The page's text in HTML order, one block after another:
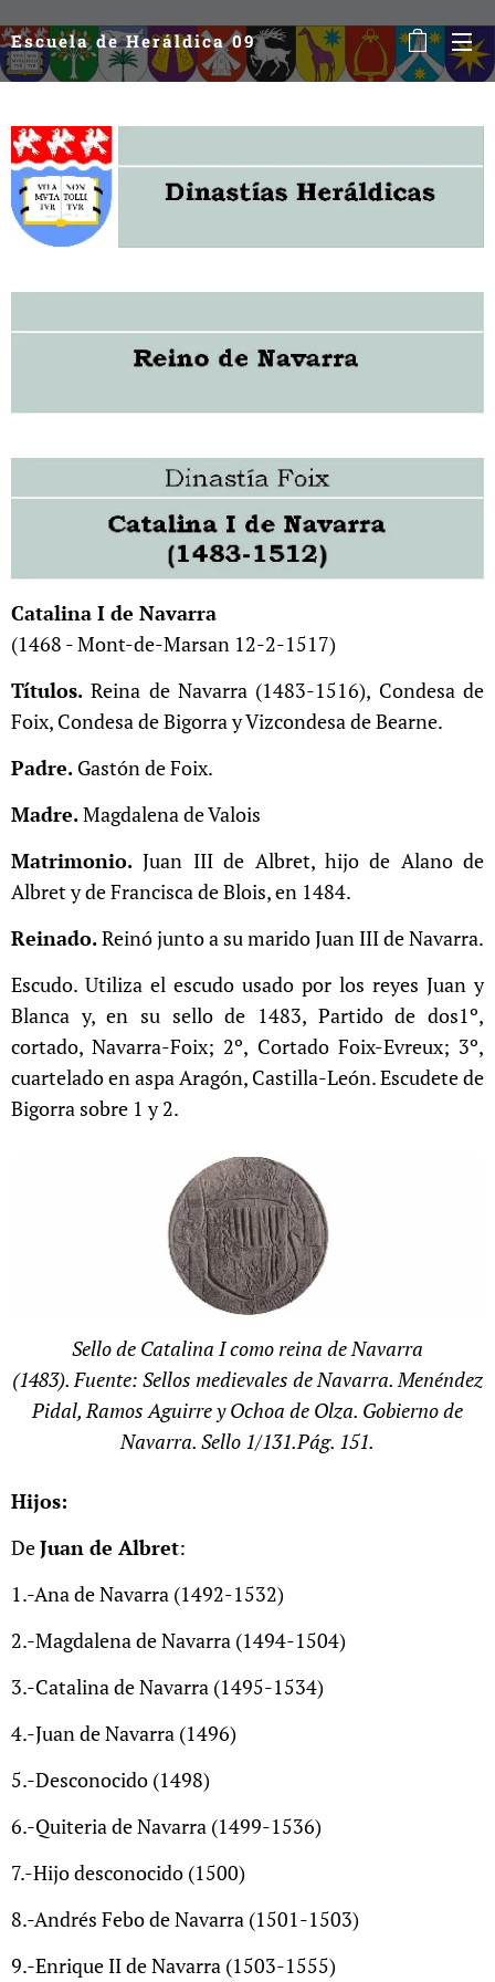
Escuela de Heráldica 09
Catalina I de Navarra
(1468 - Mont-de-Marsan 12-2-1517)
Títulos. Reina de Navarra (1483-1516), Condesa de
Foix, Condesa de Bigorra y Vizcondesa de Bearne.
Padre. Gastón de Foix.
Madre.Magdalena de Valois
Matrimonio. Juan III de Albret, hijo de Alano de
Albret y de Francisca de Blois, en 1484.
Reinado.Reinó junto a su marido Juan III de Navarra.
Escudo. Utiliza el escudo usado por los reyes Juan y
Blanca y, en su sello de 1483, Partido de dos1º,
cortado, Navarra-Foix; 2º, Cortado Foix-Evreux; 3º,
cuartelado en aspa Aragón, Castilla-León. Escudete de
Bigorra sobre 1 y 2.
Sello de Catalina I como reina de Navarra
(1483).Fuente: Sellos medievales de Navarra. Menéndez
Pidal, Ramos Aguirre y Ochoa de Olza. Gobierno de
Navarra. Sello 1/131.Pág. 151.
Hijos:
DeJuan de Albret:
1.-Ana de Navarra (1492-1532)
2.-Magdalena de Navarra (1494-1504) ​
3.-Catalina de Navarra (1495-1534)
4.-Juan de Navarra (1496)
5.-Desconocido (1498)
6.-Quiteria de Navarra (1499-1536)
7.-Hijo desconocido (1500)
8.-Andrés Febo de Navarra (1501-1503)​
9.-Enrique II de Navarra (1503-1555)​